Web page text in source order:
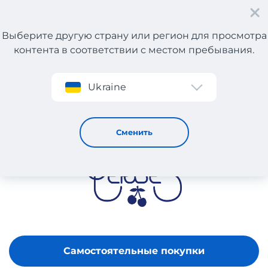
Регистрация
Выберите другую страну или регион для просмотра
контента в соответствии с местом пребывания.
Ukraine
Сменить
LE TEMPS DES CERISES
Самостоятельные покупки